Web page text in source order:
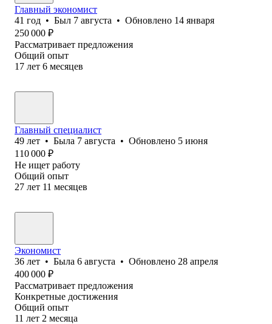
Главный экономист
41 год • Был 7 августа • Обновлено 14 января
250 000 ₽
Рассматривает предложения
Общий опыт
17 лет 6 месяцев
Главный специалист
49 лет • Была 7 августа • Обновлено 5 июня
110 000 ₽
Не ищет работу
Общий опыт
27 лет 11 месяцев
Экономист
36 лет • Была 6 августа • Обновлено 28 апреля
400 000 ₽
Рассматривает предложения
Конкретные достижения
Общий опыт
11 лет 2 месяца